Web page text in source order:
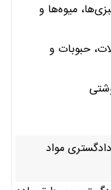
میوه‌ها و
حبوبات و
مواد